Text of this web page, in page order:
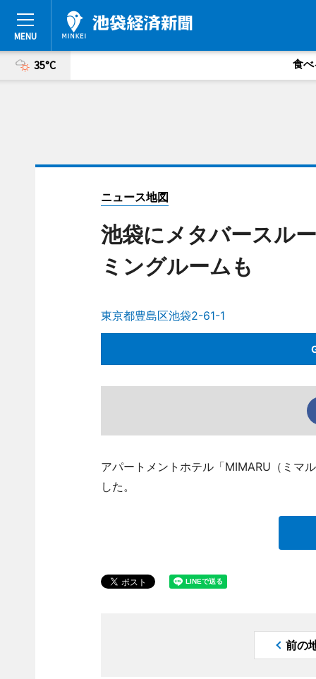
35°C 食べ
ニュース地図
池袋にメタバースル
ミングルームも
東京都豊島区池袋2-61-1
アパートメントホテル「MIMARU（ミマ
した。
前の